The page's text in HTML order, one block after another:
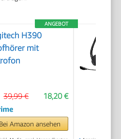
ANGEBOT
H390
mit
18,20 €
39,99 €
Amazon ansehen